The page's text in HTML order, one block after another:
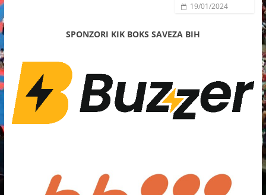
19/01/2024
SPONZORI KIK BOKS SAVEZA BIH